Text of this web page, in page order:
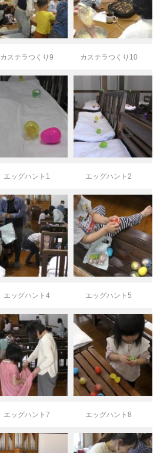
カステラつくり9 カステラつくり10
エッグハント1 エッグハント2
エッグハント4 エッグハント5
エッグハント7 エッグハント8